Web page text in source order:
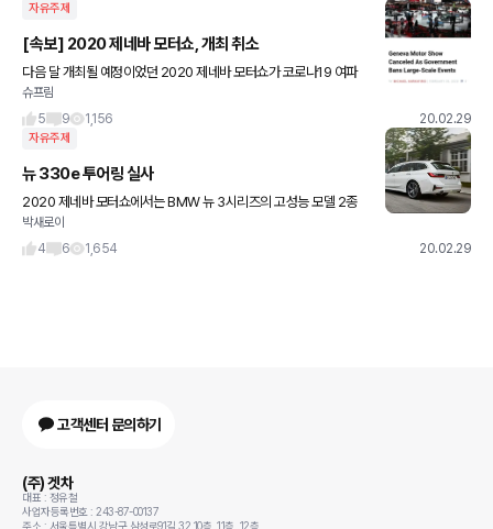
자유주제
[속보] 2020 제네바 모터쇼, 개최 취소
다음 달 개최될 예정이었던 2020 제네바 모터쇼가 코로나19 여파
슈프림
5
9 1,156 20.02.29
자유주제
뉴 330e 투어링 실사
2020 제네바 모터쇼에서는 BMW 뉴 3시리즈의 고성능 모델 2종
도 세계 최초로 공개된다. 뉴 M340d xDrive 세단과 뉴 M340d x
Drive 투어링은 48V의 마일드 하이브리드 시스템
박새로이
4
6 1,654 20.02.29
고객센터 문의하기
(주) 겟차
대표 : 정유철
사업자등록번호 : 243-87-00137
주소 : 서울특별시 강남구 삼성로91길 32 10층, 11층, 12층